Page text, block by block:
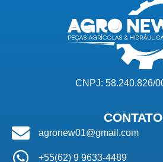
CNPJ: 58.240.826/
CONTATO
agronew01@gmail.com
+55(62) 9 9633-4489